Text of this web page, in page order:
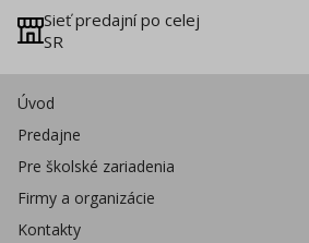
Sieť predajní po celej
SR
Úvod
Predajne
Pre školské zariadenia
Firmy a organizácie
Kontakty